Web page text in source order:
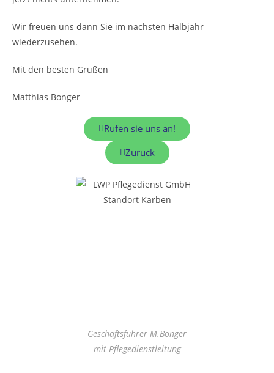
Wir freuen uns dann Sie im nächsten Halbjahr
wiederzusehen.
Mit den besten Grüßen
Matthias Bonger
Rufen sie uns an!
Zurück
Geschäftsführer M.Bonger
mit Pflegedienstleitung